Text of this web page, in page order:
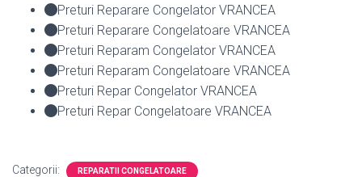
Preturi Reparare Congelator VRANCEA
Preturi Reparare Congelatoare VRANCEA
Preturi Reparam Congelator VRANCEA
Preturi Reparam Congelatoare VRANCEA
Preturi Repar Congelator VRANCEA
Preturi Repar Congelatoare VRANCEA
Categorii: REPARATII CONGELATOARE